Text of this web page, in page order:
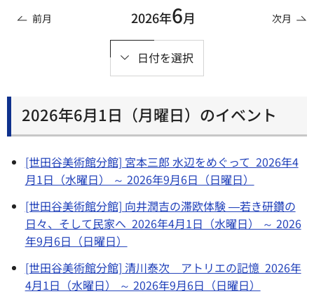
前月 2026年6月
日付を選択
次月
2026年6月1日（月曜日）のイベント
[世田谷美術館分館] 宮本三郎 水辺をめぐって 2026年4
月1日（水曜日） ～ 2026年9月6日（日曜日）
[世田谷美術館分館] 向井潤吉の滞欧体験 ―若き研鑽の
日々、そして民家へ 2026年4月1日（水曜日） ～ 2026
年9月6日（日曜日）
[世田谷美術館分館] 清川泰次 アトリエの記憶 2026年
4月1日（水曜日） ～ 2026年9月6日（日曜日）